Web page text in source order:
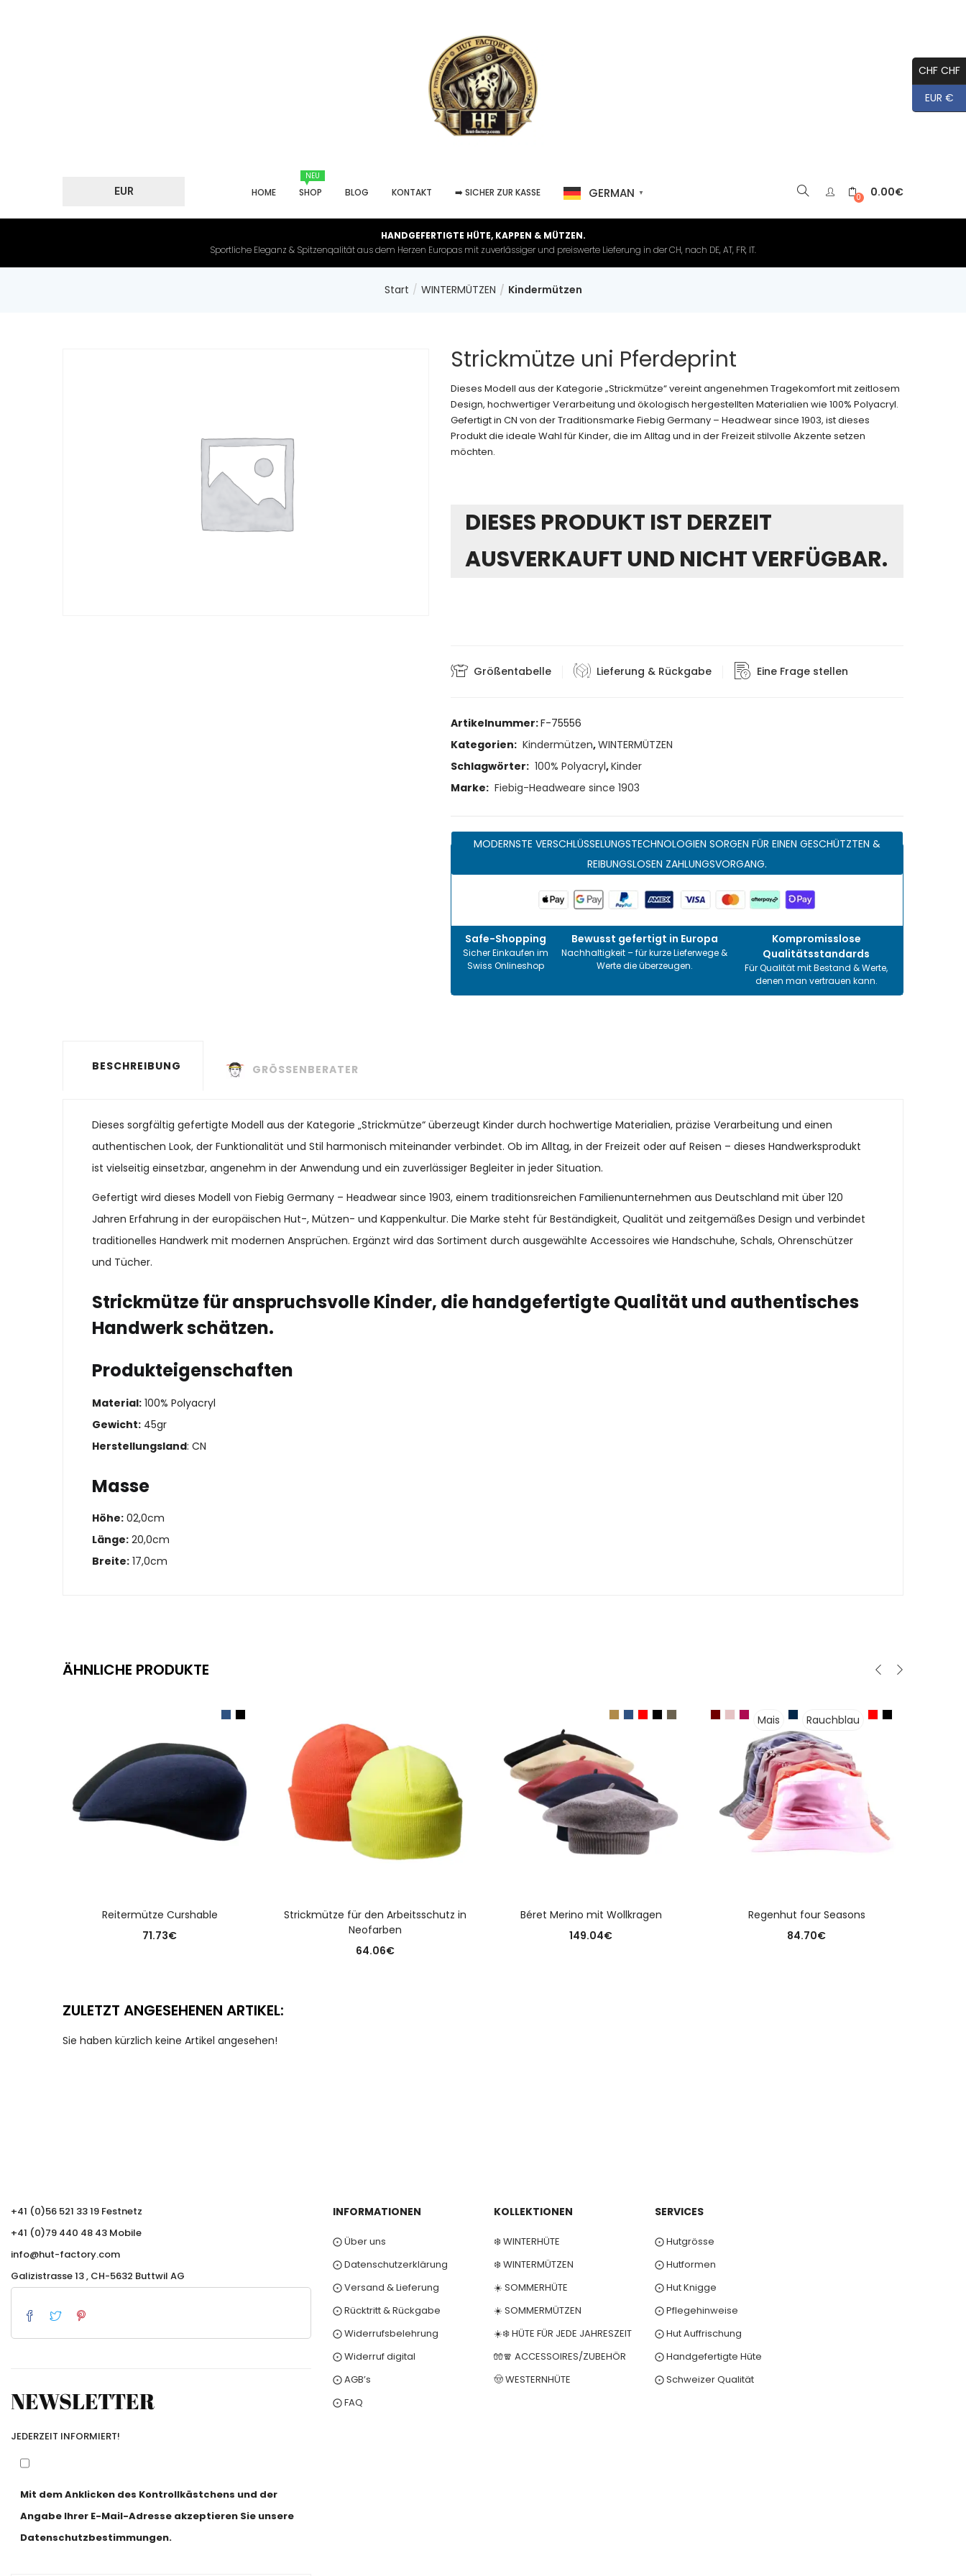
EUR HOME
NEU
SHOP BLOG KONTAKT ➡️ SICHER ZUR KASSE GERMAN ▼ 0 0.00€
HANDGEFERTIGTE HÜTE, KAPPEN & MÜTZEN.
Sportliche Eleganz & Spitzenqalität aus dem Herzen Europas mit zuverlässiger und preiswerte Lieferung in der CH, nach DE, AT, FR, IT.
Start WINTERMÜTZEN Kindermützen
Strickmütze uni Pferdeprint
Dieses Modell aus der Kategorie „Strickmütze“ vereint angenehmen Tragekomfort mit zeitlosem
Design, hochwertiger Verarbeitung und ökologisch hergestellten Materialien wie 100% Polyacryl.
Gefertigt in CN von der Traditionsmarke Fiebig Germany – Headwear since 1903, ist dieses
Produkt die ideale Wahl für Kinder, die im Alltag und in der Freizeit stilvolle Akzente setzen
möchten.
DIESES PRODUKT IST DERZEIT
AUSVERKAUFT UND NICHT VERFÜGBAR.
Größentabelle Lieferung & Rückgabe Eine Frage stellen
Artikelnummer:F-75556
Kategorien: Kindermützen,WINTERMÜTZEN
Schlagwörter: 100% Polyacryl,Kinder
Marke: Fiebig-Headweare since 1903
MODERNSTE VERSCHLÜSSELUNGSTECHNOLOGIEN SORGEN FÜR EINEN GESCHÜTZTEN &
REIBUNGSLOSEN ZAHLUNGSVORGANG.
Safe-Shopping
Sicher Einkaufen im
Swiss Onlineshop
Bewusst gefertigt in Europa
Nachhaltigkeit – für kurze Lieferwege &
Werte die überzeugen.
Kompromisslose
Qualitätsstandards
Für Qualität mit Bestand & Werte,
denen man vertrauen kann.
BESCHREIBUNG GRÖSSENBERATER
Dieses sorgfältig gefertigte Modell aus der Kategorie „Strickmütze“ überzeugt Kinder durch hochwertige Materialien, präzise Verarbeitung und einen
authentischen Look, der Funktionalität und Stil harmonisch miteinander verbindet. Ob im Alltag, in der Freizeit oder auf Reisen – dieses Handwerksprodukt
ist vielseitig einsetzbar, angenehm in der Anwendung und ein zuverlässiger Begleiter in jeder Situation.
Gefertigt wird dieses Modell von Fiebig Germany – Headwear since 1903, einem traditionsreichen Familienunternehmen aus Deutschland mit über 120
Jahren Erfahrung in der europäischen Hut-, Mützen- und Kappenkultur. Die Marke steht für Beständigkeit, Qualität und zeitgemäßes Design und verbindet
traditionelles Handwerk mit modernen Ansprüchen. Ergänzt wird das Sortiment durch ausgewählte Accessoires wie Handschuhe, Schals, Ohrenschützer
und Tücher.
Strickmütze für anspruchsvolle Kinder, die handgefertigte Qualität und authentisches
Handwerk schätzen.
Produkteigenschaften
Material: 100% Polyacryl
Gewicht: 45gr
Herstellungsland: CN
Masse
Höhe: 02,0cm
Länge: 20,0cm
Breite: 17,0cm
ÄHNLICHE PRODUKTE
Reitermütze Curshable
71.73€
Strickmütze für den Arbeitsschutz in
Neofarben
64.06€
Béret Merino mit Wollkragen
149.04€
Mais Rauchblau
Regenhut four Seasons
84.70€
ZULETZT ANGESEHENEN ARTIKEL:
Sie haben kürzlich keine Artikel angesehen!
+41 (0)56 521 33 19 Festnetz
+41 (0)79 440 48 43 Mobile
info@hut-factory.com
Galizistrasse 13 , CH-5632 Buttwil AG
NEWSLETTER
JEDERZEIT INFORMIERT!
Mit dem Anklicken des Kontrollkästchens und der
Angabe Ihrer E-Mail-Adresse akzeptieren Sie unsere
Datenschutzbestimmungen.
INFORMATIONEN
⨀ Über uns
⨀ Datenschutzerklärung
⨀ Versand & Lieferung
⨀ Rücktritt & Rückgabe
⨀ Widerrufsbelehrung
⨀ Widerruf digital
⨀ AGB’s
⨀ FAQ
KOLLEKTIONEN
❄️ WINTERHÜTE
❄️ WINTERMÜTZEN
☀️ SOMMERHÜTE
☀️ SOMMERMÜTZEN
☀️❄️ HÜTE FÜR JEDE JAHRESZEIT
🧤🧣 ACCESSOIRES/ZUBEHÖR
🤠 WESTERNHÜTE
SERVICES
⨀ Hutgrösse
⨀ Hutformen
⨀ Hut Knigge
⨀ Pflegehinweise
⨀ Hut Auffrischung
⨀ Handgefertigte Hüte
⨀ Schweizer Qualität
CHF CHF
EUR €